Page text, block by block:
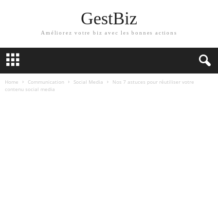
GestBiz
Améliorez votre biz avec les bonnes actions
Home Communication Social Media
Nos 7 astuces pour réutiliser votre
contenu social media